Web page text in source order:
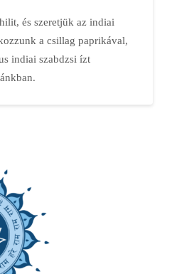
és szeretjük az indiai
a csillag paprikával,
indiai szabdzsi ízt